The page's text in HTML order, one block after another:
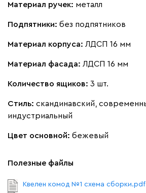
Материал ручек: металл
Подпятники: без подпятников
Материал корпуса: ЛДСП 16 мм
Материал фасада: ЛДСП 16 мм
Количество ящиков: 3 шт.
Стиль: скандинавский,
индустриальный
Цвет основной: бежевый
Полезные файлы
Квелен комод №1 схема сборки.pdf